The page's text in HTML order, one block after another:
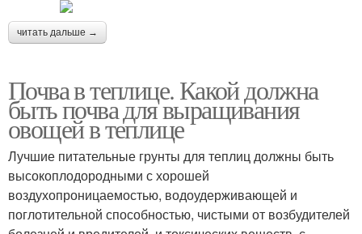
читать дальше →
Почва в теплице. Какой должна
быть почва для выращивания
овощей в теплице
Лучшие питательные грунты для теплиц должны быть
высокоплодородными с хорошей
воздухопроницаемостью, водоудерживающей и
поглотительной способностью, чистыми от возбудителей